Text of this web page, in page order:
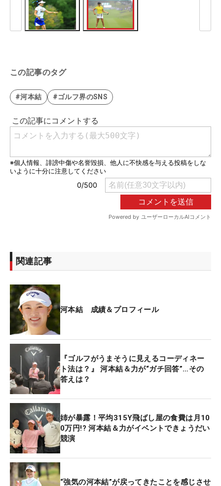
この記事のタグ
#河本結 #ゴルフ界のSNS
関連記事
河本結 成績＆プロフィール
『ゴルフがうまそうに見えるコーディネー
ト法は？』 河本結＆力が“ガチ回答”…その
答えは？
姉が暴露！平均315Y飛ばし屋の食費は月10
0万円!? 河本結＆力がイベントできょうだい
競演
“強気の河本結”が戻ってきたことを感じさせ